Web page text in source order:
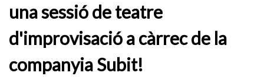
una sessió de teatre
d'improvisació a càrrec de la
companyia Subit!